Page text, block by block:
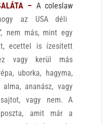
– A coleslaw
az USA déli
nem más, mint egy
ecettel is ízesített
vagy kerül más
uborka, hagyma,
ananász, vagy
vagy nem. A
amit már a